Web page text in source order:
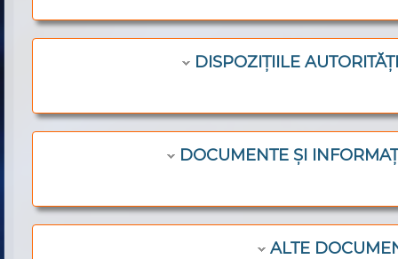
DISPOZIȚIILE
DOCUMENTE ȘI
ALTE